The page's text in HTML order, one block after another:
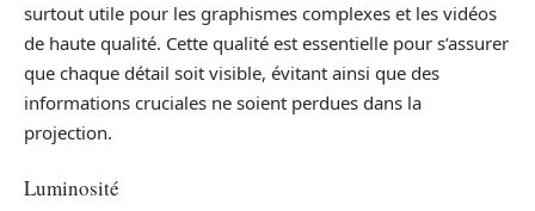
surtout utile pour les graphismes complexes et les vidéos
de haute qualité. Cette qualité est essentielle pour s’assurer
que chaque détail soit visible, évitant ainsi que des
informations cruciales ne soient perdues dans la
projection.
Luminosité